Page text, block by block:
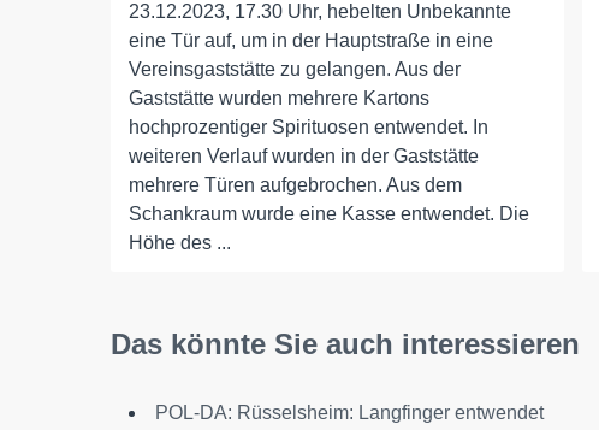
23.12.2023, 17.30 Uhr, hebelten Unbekannte
eine Tür auf, um in der Hauptstraße in eine
Vereinsgaststätte zu gelangen. Aus der
Gaststätte wurden mehrere Kartons
hochprozentiger Spirituosen entwendet. In
weiteren Verlauf wurden in der Gaststätte
mehrere Türen aufgebrochen. Aus dem
Schankraum wurde eine Kasse entwendet. Die
Höhe des ...
Das könnte Sie auch interessieren
POL-DA: Rüsselsheim: Langfinger entwendet